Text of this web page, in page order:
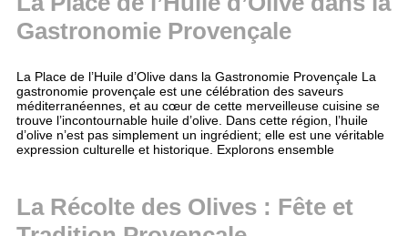
Gastronomie Provençale
La Place de l’Huile d’Olive dans la Gastronomie Provençale La
gastronomie provençale est une célébration des saveurs
méditerranéennes, et au cœur de cette merveilleuse cuisine se
trouve l’incontournable huile d’olive. Dans cette région, l’huile
d’olive n’est pas simplement un ingrédient; elle est une véritable
expression culturelle et historique. Explorons ensemble
La Récolte des Olives : Fête et